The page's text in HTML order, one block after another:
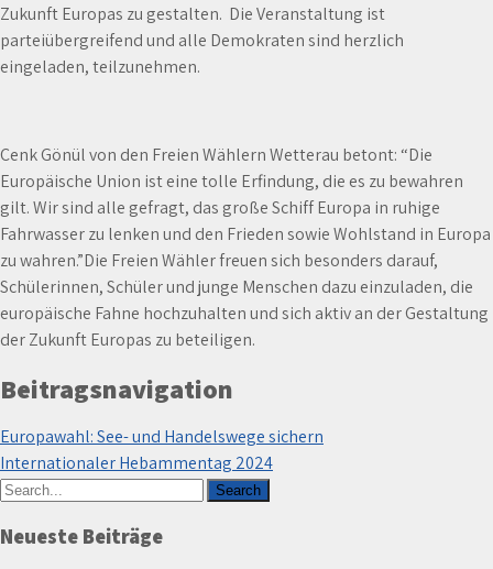
Zukunft Europas zu gestalten. Die Veranstaltung ist
parteiübergreifend und alle Demokraten sind herzlich
eingeladen, teilzunehmen.
Cenk Gönül von den Freien Wählern Wetterau betont: “Die
Europäische Union ist eine tolle Erfindung, die es zu bewahren
gilt. Wir sind alle gefragt, das große Schiff Europa in ruhige
Fahrwasser zu lenken und den Frieden sowie Wohlstand in Europa
zu wahren.”Die Freien Wähler freuen sich besonders darauf,
Schülerinnen, Schüler und junge Menschen dazu einzuladen, die
europäische Fahne hochzuhalten und sich aktiv an der Gestaltung
der Zukunft Europas zu beteiligen.
Beitragsnavigation
Europawahl: See- und Handelswege sichern
Internationaler Hebammentag 2024
Neueste Beiträge